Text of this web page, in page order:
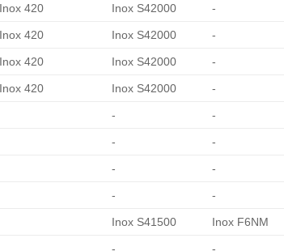
Inox 420 Inox S42000 -
Inox 420 Inox S42000 -
Inox 420 Inox S42000 -
Inox 420 Inox S42000 -
- -
- -
- -
- -
Inox S41500 Inox F6NM